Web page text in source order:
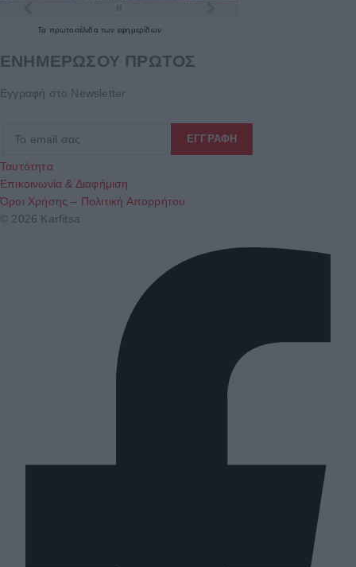
Τα πρωτοσέλιδατων εφημερίδων
ΕΝΗΜΕΡΩΣΟΥ ΠΡΩΤΟΣ
Εγγραφή στο Newsletter
Ταυτότητα
Επικοινωνία & Διαφήμιση
Όροι Χρήσης – Πολιτική Απορρήτου
© 2026 Karfitsa